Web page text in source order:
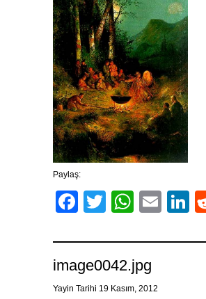
Paylaş:
Facebook
Twitter
image0042.jpg
Yayin Tarihi 19 Kasım, 2012